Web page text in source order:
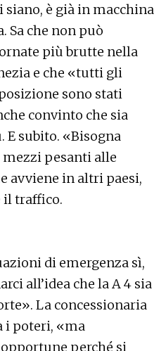
siano, è già in macchina
Sa che non può
più brutte nella
e che «tutti gli
sono stati
convinto che sia
E subito. «Bisogna
mezzi pesanti alle
avviene in altri paesi,
il traffico.
di emergenza sì,
all’idea che la A 4 sia
La concessionaria
i poteri, «ma
perché si